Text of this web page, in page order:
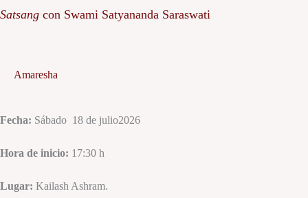
Satsang con Swami Satyananda Saraswati
Amaresha
Fecha: Sábado 18 de julio2026
Hora de inicio: 17:30 h
Lugar: Kailash Ashram.